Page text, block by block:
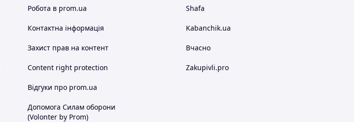
Робота в prom.ua
Контактна інформація
Захист прав на контент
Content right protection
Відгуки про prom.ua
Допомога Силам оборони
(Volonter by Prom)
Shafa
Kabanchik.ua
Вчасно
Zakupivli.pro